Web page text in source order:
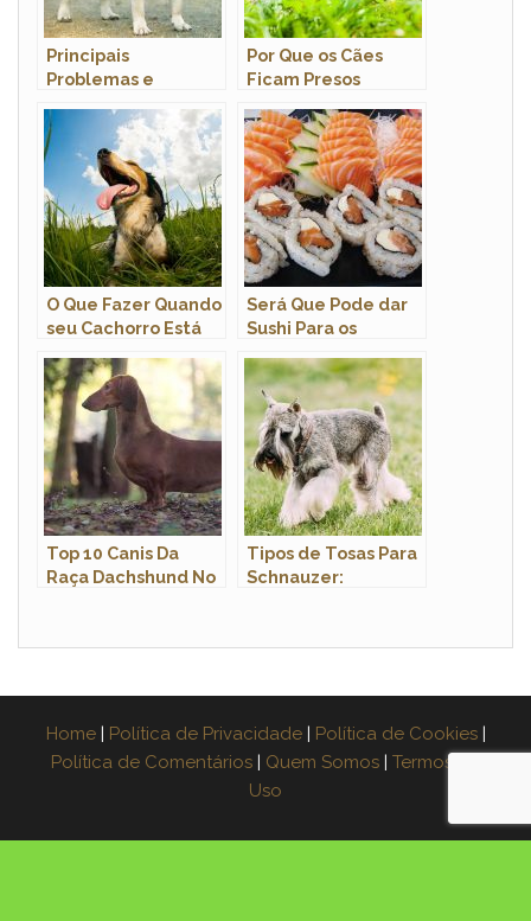
Principais
Problemas e
Por Que os Cães
Ficam Presos
O Que Fazer Quando
seu Cachorro Está
Será Que Pode dar
Sushi Para os
Top 10 Canis Da
Raça Dachshund No
Tipos de Tosas Para
Schnauzer:
Home Política de Privacidade Política de Cookies
Política de Comentários
Quem Somos
Termos de
Uso